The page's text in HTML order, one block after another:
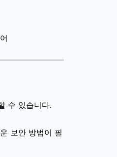
수 있습니다.
보안 방법이 필